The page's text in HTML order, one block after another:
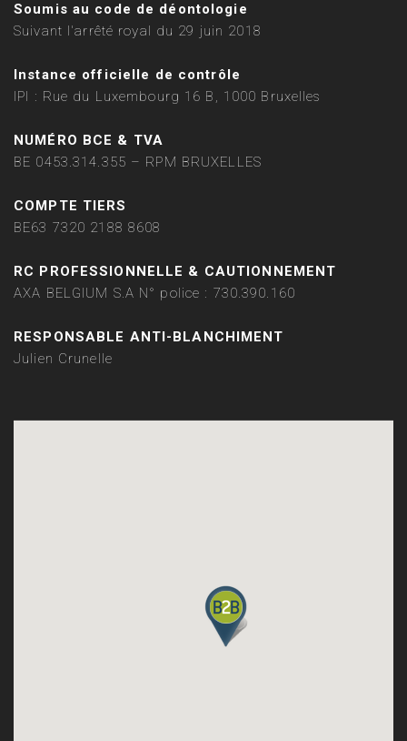
Soumis au code de déontologie
Suivant l'arrêté royal du 29 juin 2018
Instance officielle de contrôle
IPI : Rue du Luxembourg 16 B, 1000 Bruxelles
NUMÉRO BCE & TVA
BE 0453.314.355 – RPM BRUXELLES
COMPTE TIERS
BE63 7320 2188 8608
RC PROFESSIONNELLE & CAUTIONNEMENT
AXA BELGIUM S.A N° police : 730.390.160
RESPONSABLE ANTI-BLANCHIMENT
Julien Crunelle